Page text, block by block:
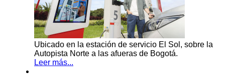
Ubicado en la estación de servicio El Sol, sobre la
Autopista Norte a las afueras de Bogotá.
Leer más...